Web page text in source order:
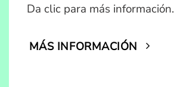
Da clic para más información.
MÁS INFORMACIÓN